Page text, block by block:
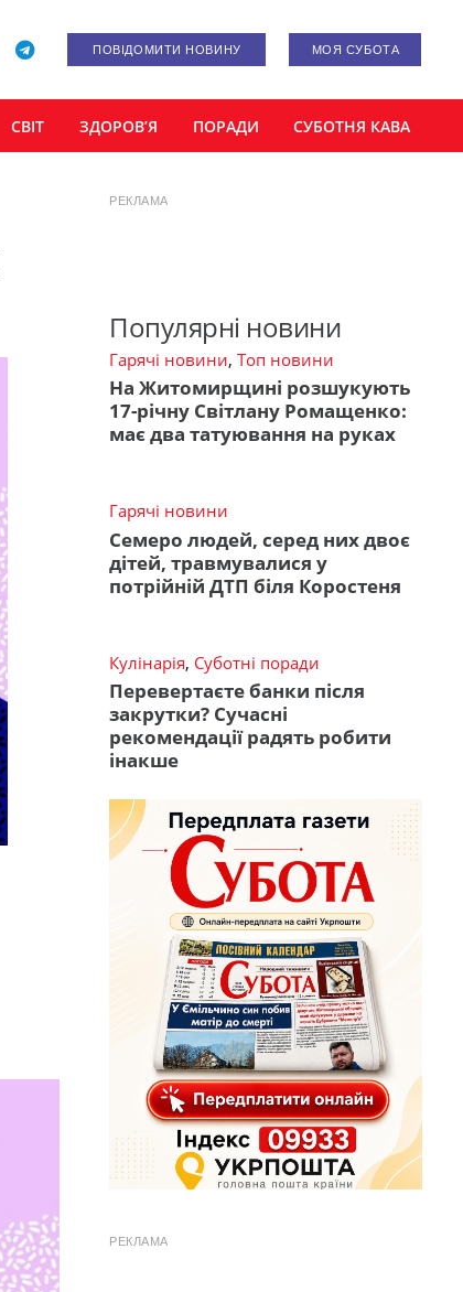
ПОВІДОМИТИ НОВИНУ МОЯ СУБОТА
СВІТ ЗДОРОВ’Я ПОРАДИ СУБОТНЯ КАВА
РЕКЛАМА
Популярні новини
Гарячі новини, Топ новини
На Житомирщині розшукують
17-річну Світлану Ромащенко:
має два татуювання на руках
Гарячі новини
Семеро людей, серед них двоє
дітей, травмувалися у
потрійній ДТП біля Коростеня
Кулінарія, Суботні поради
Перевертаєте банки після
закрутки? Сучасні
рекомендації радять робити
інакше
РЕКЛАМА